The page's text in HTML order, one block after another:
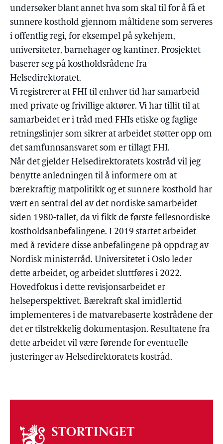
undersøker blant annet hva som skal til for å få et
sunnere kosthold gjennom måltidene som serveres
i offentlig regi, for eksempel på sykehjem,
universiteter, barnehager og kantiner. Prosjektet
baserer seg på kostholdsrådene fra
Helsedirektoratet.
Vi registrerer at FHI til enhver tid har samarbeid
med private og frivillige aktører. Vi har tillit til at
samarbeidet er i tråd med FHIs etiske og faglige
retningslinjer som sikrer at arbeidet støtter opp om
det samfunnsansvaret som er tillagt FHI.
Når det gjelder Helsedirektoratets kostråd vil jeg
benytte anledningen til å informere om at
bærekraftig matpolitikk og et sunnere kosthold har
vært en sentral del av det nordiske samarbeidet
siden 1980-tallet, da vi fikk de første fellesnordiske
kostholdsanbefalingene. I 2019 startet arbeidet
med å revidere disse anbefalingene på oppdrag av
Nordisk ministerråd. Universitetet i Oslo leder
dette arbeidet, og arbeidet sluttføres i 2022.
Hovedfokus i dette revisjonsarbeidet er
helseperspektivet. Bærekraft skal imidlertid
implementeres i de matvarebaserte kostrådene der
det er tilstrekkelig dokumentasjon. Resultatene fra
dette arbeidet vil være førende for eventuelle
justeringer av Helsedirektoratets kostråd.
Om